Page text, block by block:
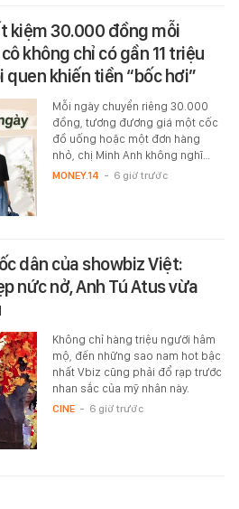
kiệm 30.000 đồng mỗi
không chỉ có gần 11 triệu
khiến tiền “bốc hơi”
Mỗi ngày chuyển riêng 30.000
đồng, tương đương giá một cốc
đồ uống hoặc một đơn hàng
nhỏ, chị Minh Anh không nghĩ…
MONEY.14 - 6 giờ trước
dân của showbiz Việt:
nức nở, Anh Tú Atus vừa
Không chỉ hàng triệu người hâm
mộ, đến những sao nam hot bậc
nhất Vbiz cũng phải đổ rạp trước
nhan sắc của mỹ nhân này.
CINE - 6 giờ trước